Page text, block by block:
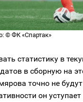
© ФК «Спартак»
статистику в
в сборную на
точно не
он